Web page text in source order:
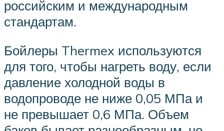
российским и международным
стандартам.
Бойлеры Thermex используются
для того, чтобы нагреть воду, если
давление холодной воды в
водопроводе не ниже 0,05 МПа и
не превышает 0,6 МПа. Объем